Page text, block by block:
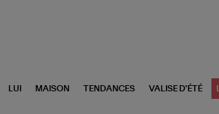
LUI MAISON TENDANCES VALISE D'ÉTÉ